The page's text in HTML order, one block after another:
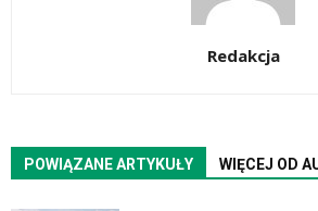
Redakcja
POWIĄZANE ARTYKUŁY WIĘCEJ OD